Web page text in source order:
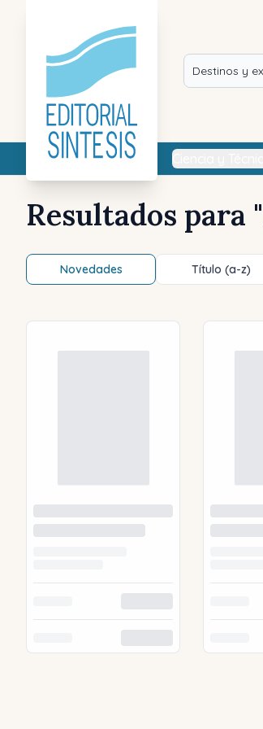
Resultados para "
Novedades Título (a-z)